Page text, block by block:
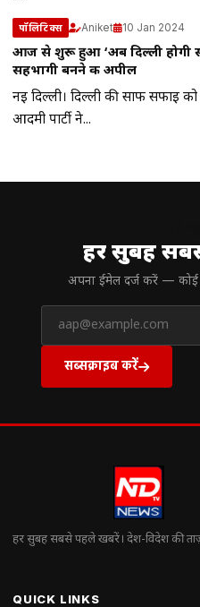
पॉलिटिक्स Aniket 10 Jan 2024
आज से शुरू हुआ ‘अब दिल्ली होगी
सहभागी बनने की अपील
नई दिल्ली। दिल्ली की साफ सफाई
आदमी पार्टी ने...
हर सुबह
अपना ईमेल दर्ज करें — कोई
सब्सक्राइब करें
हर सुबह सबसे पहले खबरें। देश-विदेश की
QUICK LINKS